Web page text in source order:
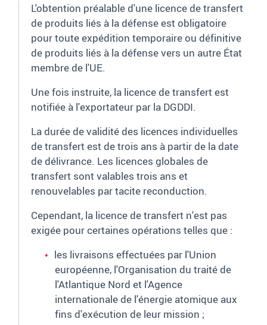
L'obtention préalable d'une licence de transfert
de produits liés à la défense est obligatoire
pour toute expédition temporaire ou définitive
de produits liés à la défense vers un autre État
membre de l'UE.
Une fois instruite, la licence de transfert est
notifiée à l'exportateur par la DGDDI.
La durée de validité des licences individuelles
de transfert est de trois ans à partir de la date
de délivrance. Les licences globales de
transfert sont valables trois ans et
renouvelables par tacite reconduction.
Cependant, la licence de transfert n'est pas
exigée pour certaines opérations telles que :
les livraisons effectuées par l'Union
européenne, l'Organisation du traité de
l'Atlantique Nord et l'Agence
internationale de l'énergie atomique aux
fins d'exécution de leur mission ;